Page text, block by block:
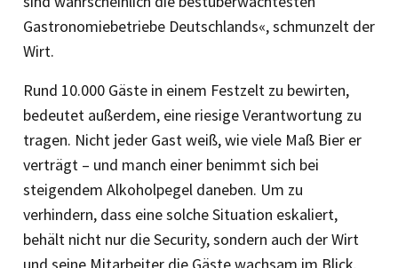
Gastronomiebetriebe Deutschlands«, schmunzelt der
Wirt.
Rund 10.000 Gäste in einem Festzelt zu bewirten,
bedeutet außerdem, eine riesige Verantwortung zu
tragen. Nicht jeder Gast weiß, wie viele Maß Bier er
verträgt – und manch einer benimmt sich bei
steigendem Alkoholpegel daneben. Um zu
verhindern, dass eine solche Situation eskaliert,
behält nicht nur die Security, sondern auch der Wirt